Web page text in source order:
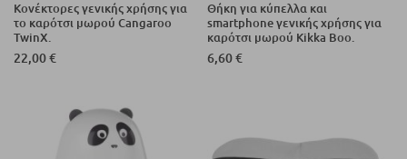
Κονέκτορες γενικής χρήσης για
το καρότσι μωρού Cangaroo
TwinX.
22,00 €
Θήκη για κύπελλα και
smartphone γενικής χρήσης για
καρότσι μωρού Kikka Boo.
6,60 €